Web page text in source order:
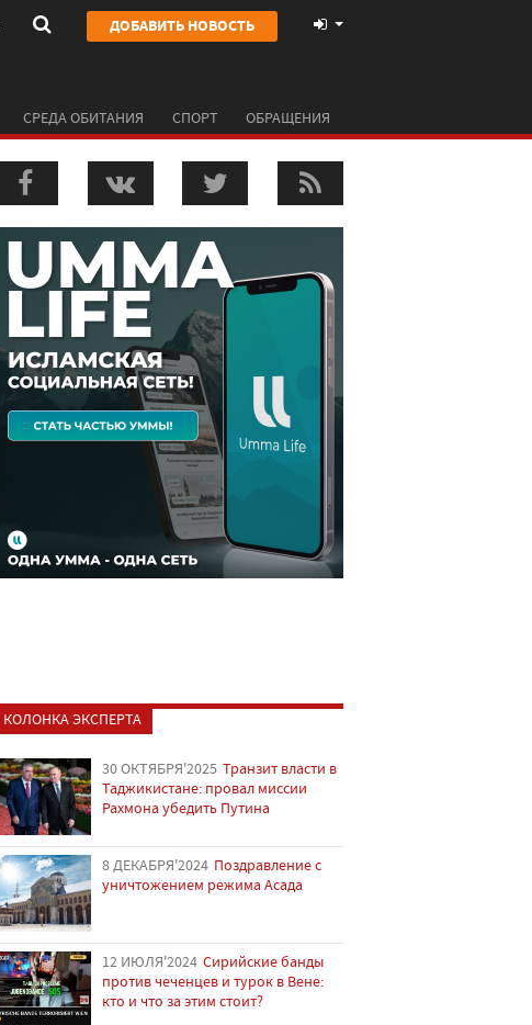
ДОБАВИТЬ НОВОСТЬ
СРЕДА ОБИТАНИЯ СПОРТ ОБРАЩЕНИЯ
КОЛОНКА ЭКСПЕРТА
30 ОКТЯБРЯ'2025 Транзит власти в
Таджикистане: провал миссии
Рахмона убедить Путина
8 ДЕКАБРЯ'2024 Поздравление с
уничтожением режима Асада
12 ИЮЛЯ'2024 Сирийские банды
против чеченцев и турок в Вене:
кто и что за этим стоит?